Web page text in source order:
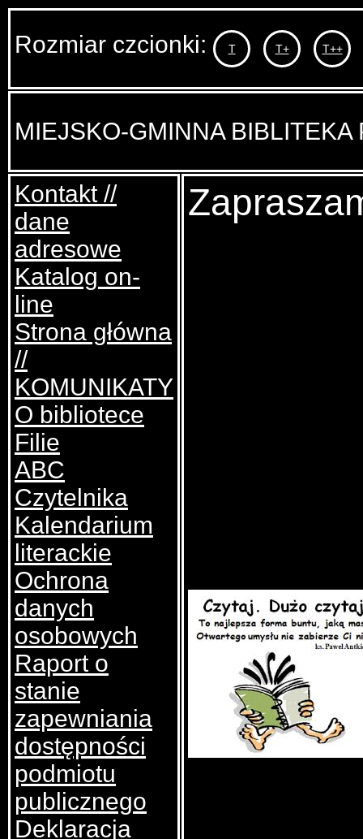
Rozmiar czcionki: T T+ T++
MIEJSKO-GMINNA
Kontakt //
dane
adresowe
Katalog on-
line
Strona główna
//
KOMUNIKATY
O bibliotece
Filie
ABC
Czytelnika
Kalendarium
literackie
Ochrona
danych
osobowych
Raport o
stanie
zapewniania
dostępności
podmiotu
publicznego
Deklaracja